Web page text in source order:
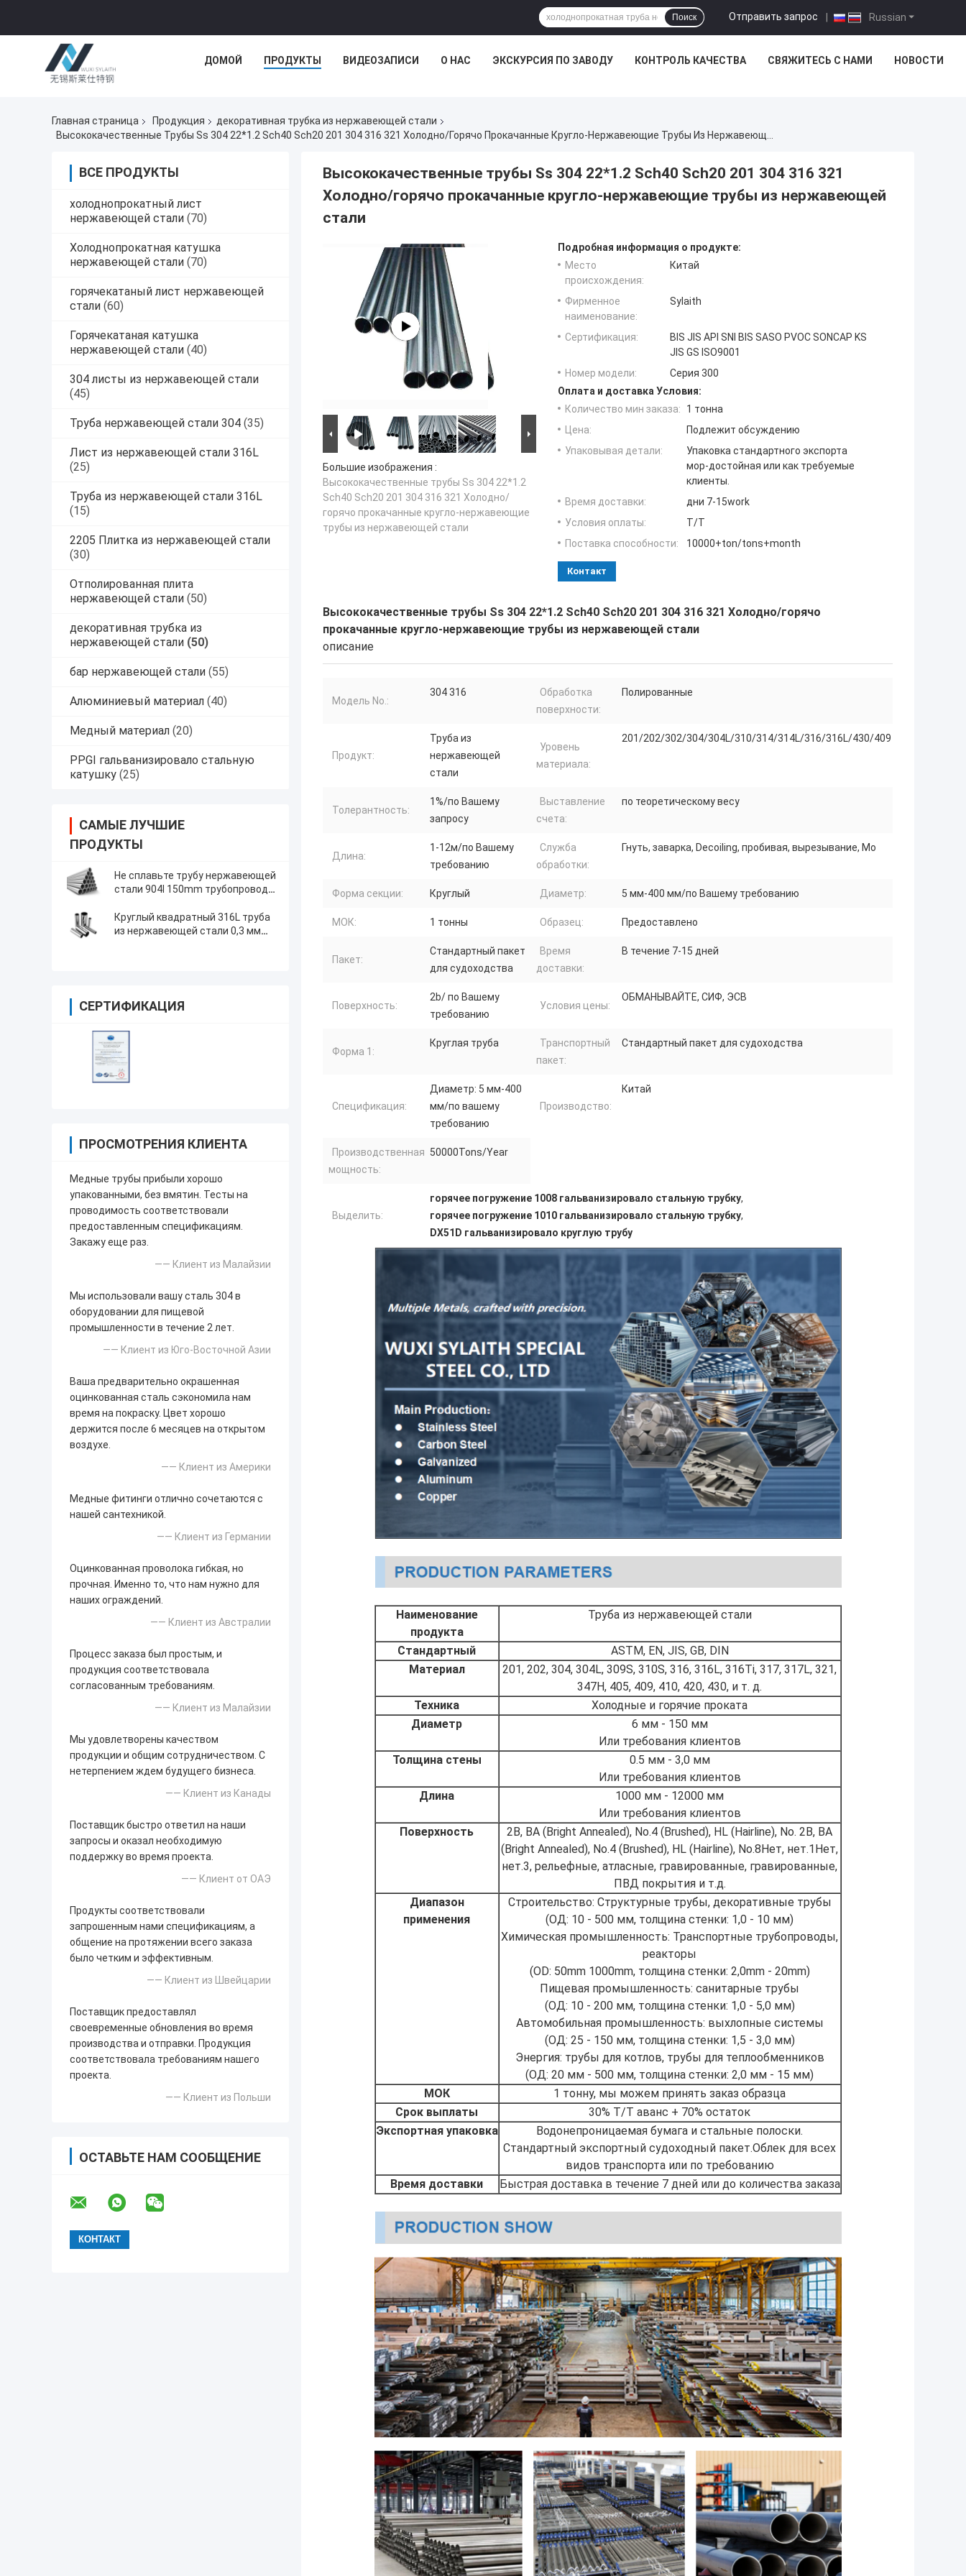
Russian
Отправить запрос |
Поиск
ДОМОЙ ПРОДУКТЫ ВИДЕОЗАПИСИ О НАС ЭКСКУРСИЯ ПО ЗАВОДУ КОНТРОЛЬ КАЧЕСТВА СВЯЖИТЕСЬ С НАМИ НОВОСТИ
Главная страница Продукция
декоративная трубка из нержавеющей стали
ВСЕ ПРОДУКТЫ
холоднопрокатный лист
нержавеющей стали (70)
Холоднопрокатная катушка
нержавеющей стали (70)
горячекатаный лист нержавеющей
стали (60)
Горячекатаная катушка
нержавеющей стали (40)
304 листы из нержавеющей стали
(45)
Труба нержавеющей стали 304 (35)
Лист из нержавеющей стали 316L
(25)
Труба из нержавеющей стали 316L
(15)
2205 Плитка из нержавеющей стали
(30)
Отполированная плита
нержавеющей стали (50)
декоративная трубка из
нержавеющей стали (50)
бар нержавеющей стали (55)
Алюминиевый материал (40)
Медный материал (20)
PPGI гальванизировало стальную
катушку (25)
САМЫЕ ЛУЧШИЕ
ПРОДУКТЫ
Не сплавьте трубу нержавеющей
стали 904l 150mm трубопровод
промышленности
Круглый квадратный 316L труба
из нержавеющей стали 0,3 мм
СЕРТИФИКАЦИЯ
ПРОСМОТРЕНИЯ КЛИЕНТА
Медные трубы прибыли хорошо
упакованными, без вмятин. Тесты на
проводимость соответствовали
предоставленным спецификациям.
Закажу еще раз.
—— Клиент из Малайзии
Мы использовали вашу сталь 304 в
оборудовании для пищевой
промышленности в течение 2 лет.
—— Клиент из Юго-Восточной Азии
Ваша предварительно окрашенная
оцинкованная сталь сэкономила нам
время на покраску. Цвет хорошо
держится после 6 месяцев на открытом
воздухе.
—— Клиент из Америки
Медные фитинги отлично сочетаются с
нашей сантехникой.
—— Клиент из Германии
Оцинкованная проволока гибкая, но
прочная. Именно то, что нам нужно для
наших ограждений.
—— Клиент из Австралии
Процесс заказа был простым, и
продукция соответствовала
согласованным требованиям.
—— Клиент из Малайзии
Мы удовлетворены качеством
продукции и общим сотрудничеством. С
нетерпением ждем будущего бизнеса.
—— Клиент из Канады
Поставщик быстро ответил на наши
запросы и оказал необходимую
поддержку во время проекта.
—— Клиент от ОАЭ
Продукты соответствовали
запрошенным нами спецификациям, а
общение на протяжении всего заказа
было четким и эффективным.
—— Клиент из Швейцарии
Поставщик предоставлял
своевременные обновления во время
производства и отправки. Продукция
соответствовала требованиям нашего
проекта.
—— Клиент из Польши
ОСТАВЬТЕ НАМ СООБЩЕНИЕ
Высококачественные трубы Ss 304 22*1.2 Sch40 Sch20 201 304 316 321
Холодно/горячо прокачанные кругло-нержавеющие трубы из нержавеющей
стали
Большие изображения :
Высококачественные трубы Ss 304 22*1.2
Sch40 Sch20 201 304 316 321 Холодно/
горячо прокачанные кругло-нержавеющие
трубы из нержавеющей стали
Подробная информация о продукте:
Место
происхождения:
Китай
Фирменное
наименование:
Sylaith
Сертификация:
BIS JIS API SNI BIS SASO PVOC SONCAP KS
JIS GS ISO9001
Номер модели:
Серия 300
Оплата и доставка Условия:
Количество мин заказа:
1 тонна
Цена:
Подлежит обсуждению
Упаковывая детали:
Упаковка стандартного экспорта
мор-достойная или как требуемые
клиенты.
Время доставки:
дни 7-15work
Условия оплаты:
T/T
Поставка способности:
10000+ton/tons+month
Контакт
Высококачественные трубы Ss 304 22*1.2 Sch40 Sch20 201 304 316 321 Холодно/горячо
прокачанные кругло-нержавеющие трубы из нержавеющей стали
описание
Модель No.:
304 316
Обработка
поверхности:
Полированные
Продукт:
Труба из
нержавеющей
стали
Уровень
материала:
201/202/302/304/304L/310/314/314L/316/316L/430/409
Толерантность:
1%/по Вашему
запросу
Выставление
счета:
по теоретическому весу
Длина:
1-12м/по Вашему
требованию
Служба
обработки:
Гнуть, заварка, Decoiling, пробивая, вырезывание, Mo
Форма секции: Круглый Диаметр: 5 мм-400 мм/по Вашему требованию
МОК: 1 тонны Образец: Предоставлено
Пакет:
Стандартный пакет
для судоходства
Время
доставки:
В течение 7-15 дней
Поверхность:
2b/ по Вашему
требованию
Условия цены:
ОБМАНЫВАЙТЕ, СИФ, ЭСВ
Форма 1:
Круглая труба
Транспортный
пакет:
Стандартный пакет для судоходства
Спецификация:
Диаметр: 5 мм-400
мм/по вашему
требованию
Производство:
Китай
Производственная
мощность:
50000Tons/Year
Выделить:
горячее погружение 1008 гальванизировало стальную трубку,
горячее погружение 1010 гальванизировало стальную трубку,
DX51D гальванизировало круглую трубу
Наименование
продукта
Труба из нержавеющей стали
Стандартный
ASTM, EN, JIS, GB, DIN
Материал
201, 202, 304, 304L, 309S, 310S, 316, 316L, 316Ti, 317, 317L, 321,
347H, 405, 409, 410, 420, 430, и т. д.
Техника
Холодные и горячие проката
Диаметр
6 мм - 150 мм
Или требования клиентов
Толщина стены
0.5 мм - 3,0 мм
Или требования клиентов
Длина
1000 мм - 12000 мм
Или требования клиентов
Поверхность
2B, BA (Bright Annealed), No.4 (Brushed), HL (Hairline), No. 2B, BA
(Bright Annealed), No.4 (Brushed), HL (Hairline), No.8Нет, нет.1Нет,
нет.3, рельефные, атласные, гравированные, гравированные,
ПВД покрытия и т.д.
Диапазон
применения
Строительство: Структурные трубы, декоративные трубы
(ОД: 10 - 500 мм, толщина стенки: 1,0 - 10 мм)
Химическая промышленность: Транспортные трубопроводы,
реакторы
(OD: 50mm 1000mm, толщина стенки: 2,0mm - 20mm)
Пищевая промышленность: санитарные трубы
(ОД: 10 - 200 мм, толщина стенки: 1,0 - 5,0 мм)
Автомобильная промышленность: выхлопные системы
(ОД: 25 - 150 мм, толщина стенки: 1,5 - 3,0 мм)
Энергия: трубы для котлов, трубы для теплообменников
(ОД: 20 мм - 500 мм, толщина стенки: 2,0 мм - 15 мм)
МОК
1 тонну, мы можем принять заказ образца
Срок выплаты
30% Т/Т аванс + 70% остаток
Экспортная упаковка
Водонепроницаемая бумага и стальные полоски.
Стандартный экспортный судоходный пакет.Облек для всех
видов транспорта или по требованию
Время доставки
Быстрая доставка в течение 7 дней или до количества заказа